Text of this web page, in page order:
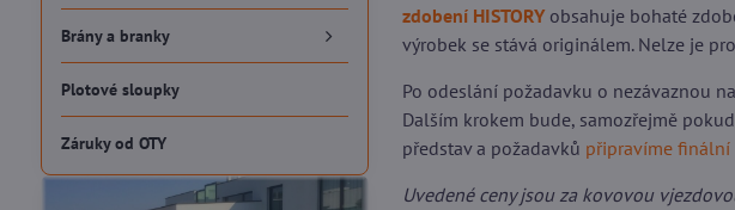
zdobení HISTORYobsahuje bohaté
výrobek se stává originálem. Nelze je
Po odeslání požadavku o nezávaznou
Dalším krokem bude, samozřejmě
představ a požadavků připravíme finální
Uvedené ceny jsou za kovovou
Brány a branky
Plotové sloupky
Záruky od OTY